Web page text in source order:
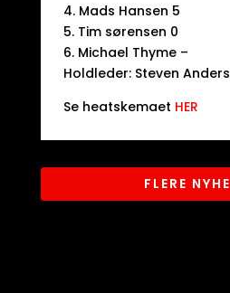
4. Mads Hansen 5
5. Tim sørensen 0
6. Michael Thyme –
Holdleder: Steven
Se heatskemaet HER
FLERE